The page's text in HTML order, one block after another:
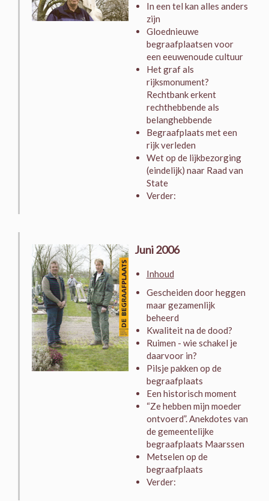
In een tel kan alles anders
zijn
Gloednieuwe
begraafplaatsen voor
een eeuwenoude cultuur
Het graf als
rijksmonument?
Rechtbank erkent
rechthebbende als
belanghebbende
Begraafplaats met een
rijk verleden
Wet op de lijkbezorging
(eindelijk) naar Raad van
State
Verder:
Juni 2006
Inhoud
Gescheiden door heggen
maar gezamenlijk
beheerd
Kwaliteit na de dood?
Ruimen - wie schakel je
daarvoor in?
Pilsje pakken op de
begraafplaats
Een historisch moment
“Ze hebben mijn moeder
ontvoerd”. Anekdotes van
de gemeentelijke
begraafplaats Maarssen
Metselen op de
begraafplaats
Verder: